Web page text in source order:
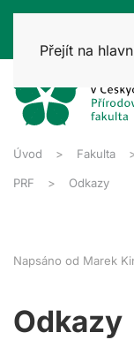
Přejít na
Úvod Fakulta
PRF Odkazy
Napsáno od Marek
Odkazy